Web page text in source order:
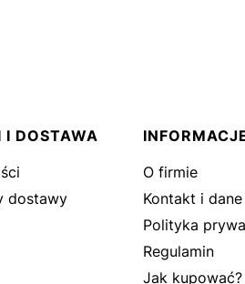
I DOSTAWA
dostawy
O firmie
Kontakt i
Polityka
Regulamin
Jak kupować?